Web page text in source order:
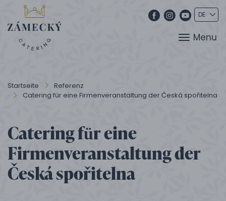
Menu
Startseite
Referenz
Catering für eine Firmenveranstaltung der Česká spořitelna
Catering für eine
Firmenveranstaltung der
Česká spořitelna